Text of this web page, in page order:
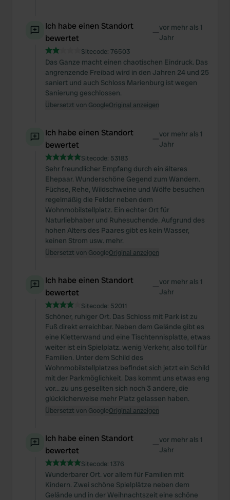
Ich habe einen Standort
bewertet
—vor mehr als 1
Jahr
Sitecode: 76503
Das Ganze macht einen chaotischen Eindruck. Das
angrenzende Freibad wird in den Jahren 24 und 25
saniert und auch Schloss Marienburg ist wegen
Sanierung geschlossen.
Übersetzt von GoogleOriginal anzeigen
Ich habe einen Standort
bewertet
—vor mehr als 1
Jahr
Sitecode: 53183
Sehr freundlicher Empfang durch ein älteres
Ehepaar. Wunderschöne Gegend zum Wandern.
Füchse, Rehe, Wildschweine und Wölfe besuchen
regelmäßig die Felder neben dem
Wohnmobilstellplatz. Ein echter Ort für
Naturliebhaber und Ruhesuchende. Aufgrund des
hohen Alters des Paares gibt es kein Wasser,
keinen Strom usw. mehr.
Übersetzt von GoogleOriginal anzeigen
Ich habe einen Standort
bewertet
—vor mehr als 1
Jahr
Sitecode: 52011
Schöner, ruhiger Ort. Das Schloss mit Park ist zu
Fuß direkt erreichbar. Neben dem Gelände gibt es
eine Kletterwand und eine Tischtennisplatte, etwas
weiter ist ein Spielplatz. wenig Verkehr, also toll für
Familien. Unter dem Schild des
Wohnmobilstellplatzes befindet sich jetzt ein Schild
mit der Parkmöglichkeit. Das kommt uns etwas eng
vor… zu uns gesellten sich noch 3 andere, die
glücklicherweise mehr Platz gelassen haben.
Übersetzt von GoogleOriginal anzeigen
Ich habe einen Standort
bewertet
—vor mehr als 1
Jahr
Sitecode: 1376
Wunderbarer Ort. vor allem für Familien mit
Kindern. Zwei schöne Spielplätze neben dem
Gelände und in der Weihnachtszeit eine schöne